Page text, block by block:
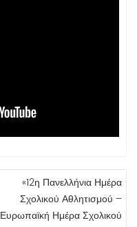
«12η Πανελλήνια Ημέρα
Σχολικού Αθλητισμού –
Ευρωπαϊκή Ημέρα Σχολικού